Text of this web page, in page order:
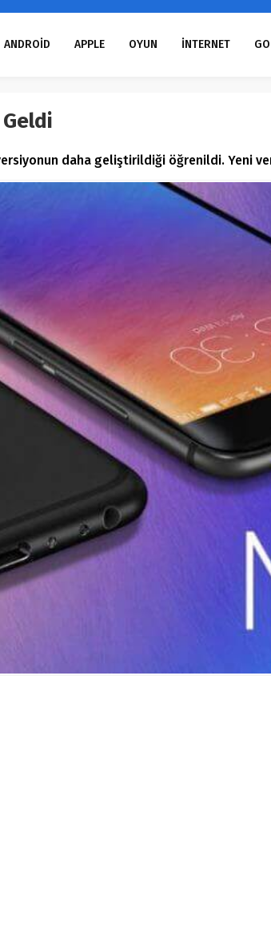
ANDROİD APPLE OYUN İNTERNET
Geldi
daha geliştirildiği öğrenildi. Yeni